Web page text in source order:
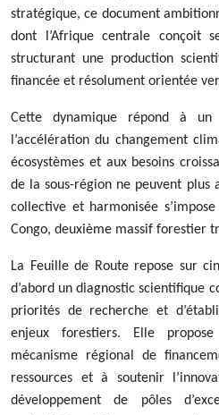
stratégique, ce document
dont l’Afrique centrale conçoit
structurant une production
financée et résolument orientée
Cette dynamique répond à
l’accélération du changement
écosystèmes et aux besoins
de la sous-région ne peuvent plus
collective et harmonisée
Congo, deuxième massif forestier
La Feuille de Route repose sur
d’abord un diagnostic scientifique
priorités de recherche et
enjeux forestiers. Elle
mécanisme régional de
ressources et à soutenir
développement de pôles